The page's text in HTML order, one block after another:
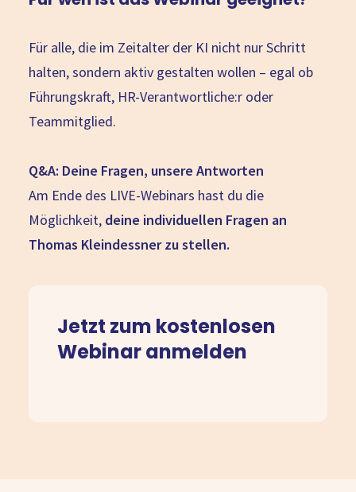
Für alle, die im Zeitalter der KI nicht nur Schritt
halten, sondern aktiv gestalten wollen – egal ob
Führungskraft, HR-Verantwortliche:r oder
Teammitglied.
Q&A: Deine Fragen, unsere Antworten
Am Ende des LIVE-Webinars hast du die
Möglichkeit, deine individuellen Fragen an
Thomas Kleindessner zu stellen.
Jetzt zum kostenlosen
Webinar anmelden